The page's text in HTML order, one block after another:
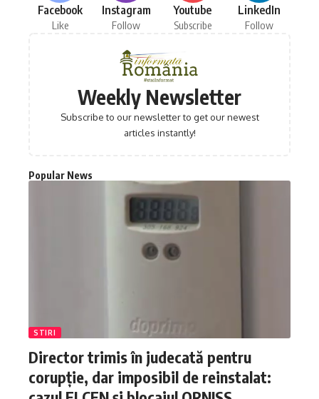
Facebook
Like
Instagram
Follow
Youtube
Subscribe
LinkedIn
Follow
Weekly Newsletter
Subscribe to our newsletter to get our newest
articles instantly!
Popular News
STIRI
Director trimis în judecată pentru
corupție, dar imposibil de reinstalat: